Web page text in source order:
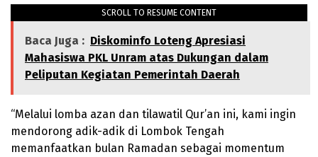
SCROLL TO RESUME CONTENT
Baca Juga : Diskominfo Loteng Apresiasi
Mahasiswa PKL Unram atas Dukungan dalam
Peliputan Kegiatan Pemerintah Daerah
“Melalui lomba azan dan tilawatil Qur’an ini, kami ingin
mendorong adik-adik di Lombok Tengah
memanfaatkan bulan Ramadan sebagai momentum